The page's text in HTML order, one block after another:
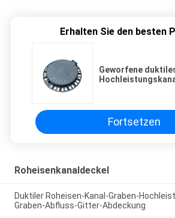
Erhalten Sie den besten
Geworfene
Fortsetzen
Roheisenkanaldeckel
Duktiler Roheisen-Kanal-Graben-
Graben-Abfluss-Gitter-Abdeckung